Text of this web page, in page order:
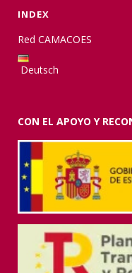
INDEX
Red CAMACOES
Deutsch
CON EL APOYO Y